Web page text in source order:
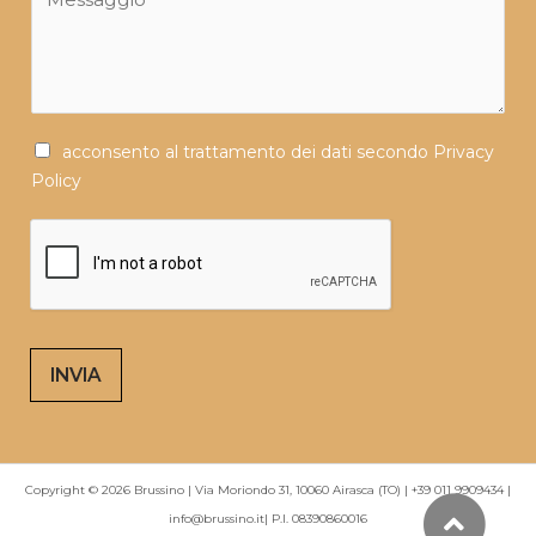
g
i
P
r
P
l
c
y
acconsento al trattamento dei dati secondo Privacy
Policy
INVIA
Copyright © 2026 Brussino | Via Moriondo 31, 10060 Airasca (TO) | +39 011 9909434 |
info@brussino.it| P.I. 08390860016